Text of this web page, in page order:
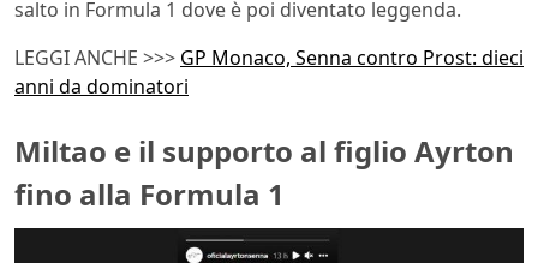
salto in Formula 1 dove è poi diventato leggenda.
LEGGI ANCHE >>> GP Monaco, Senna contro Prost: dieci
anni da dominatori
Miltao e il supporto al figlio Ayrton
fino alla Formula 1